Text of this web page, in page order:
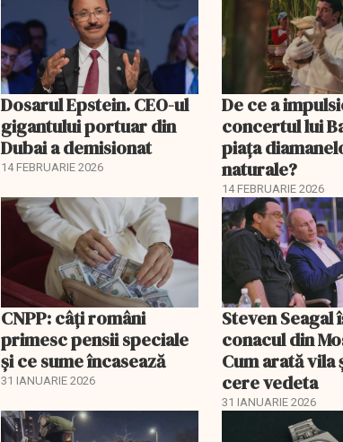
Dosarul Epstein. CEO-ul
gigantului portuar din
Dubai a demisionat
14 FEBRUARIE 2026
De ce a
concertul lui
piața
naturale?
14 FEBRUARIE 2026
CNPP: câți români
primesc pensii speciale
și ce sume încasează
31 IANUARIE 2026
Steven Seagal
conacul din
Cum arată vila
cere vedeta
31 IANUARIE 2026